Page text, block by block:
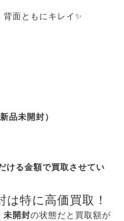
面ともにキレイ✨
品未開封）
ける金額で買取させてい
特に高価買取！
未開封の状態だと買取額が